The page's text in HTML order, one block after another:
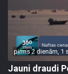
pirms 2 dienām, 1
Jauni draudi